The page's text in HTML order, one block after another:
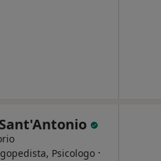
Psicologo ·